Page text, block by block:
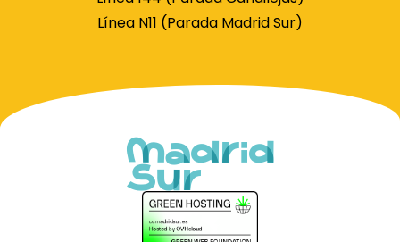
Línea N11 (Parada Madrid Sur)